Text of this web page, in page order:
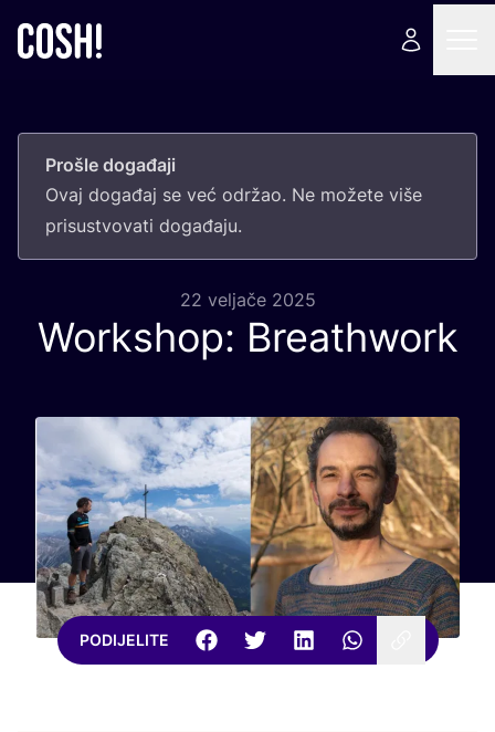
Prošle događaji
Ovaj doga­đaj se već odr­žao. Ne može­te više
pri­sus­tvo­va­ti događaju.
22 veljače 2025
Workshop: Breathwork
PODIJELITE